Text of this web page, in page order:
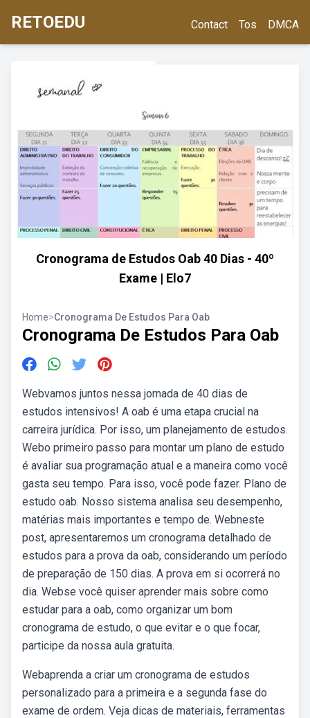
RETOEDU Contact Tos DMCA
Cronograma de Estudos Oab 40 Dias - 40º
Exame | Elo7
Home>Cronograma De Estudos Para Oab
Cronograma De Estudos Para Oab
Webvamos juntos nessa jornada de 40 dias de
estudos intensivos! A oab é uma etapa crucial na
carreira jurídica. Por isso, um planejamento de estudos.
Webo primeiro passo para montar um plano de estudo
é avaliar sua programação atual e a maneira como você
gasta seu tempo. Para isso, você pode fazer. Plano de
estudo oab. Nosso sistema analisa seu desempenho,
matérias mais importantes e tempo de. Webneste
post, apresentaremos um cronograma detalhado de
estudos para a prova da oab, considerando um período
de preparação de 150 dias. A prova em si ocorrerá no
dia. Webse você quiser aprender mais sobre como
estudar para a oab, como organizar um bom
cronograma de estudo, o que evitar e o que focar,
participe da nossa aula gratuita.
Webaprenda a criar um cronograma de estudos
personalizado para a primeira e a segunda fase do
exame de ordem. Veja dicas de materiais, ferramentas